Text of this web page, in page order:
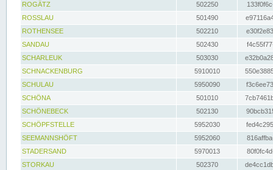
ROGÄTZ
502250
ROSSLAU
501490
ROTHENSEE
502210
SANDAU
502430
SCHARLEUK
503030
SCHNACKENBURG
5910010
SCHULAU
5950090
SCHÖNA
501010
SCHÖNEBECK
502130
SCHÖPFSTELLE
5952030
SEEMANNSHÖFT
5952060
STADERSAND
5970013
STORKAU
502370